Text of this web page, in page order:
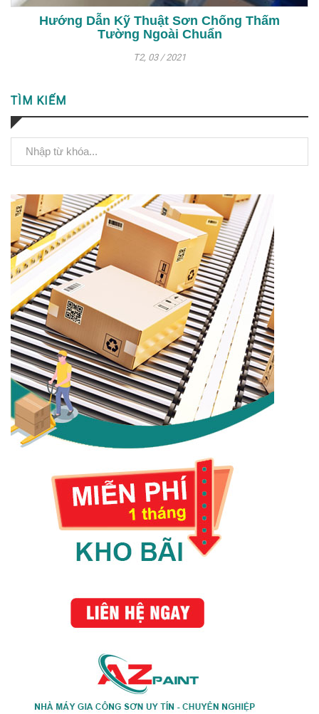
Hướng Dẫn Kỹ Thuật Sơn Chống Thấm
Tường Ngoài Chuẩn
T2, 03 / 2021
TÌM KIẾM